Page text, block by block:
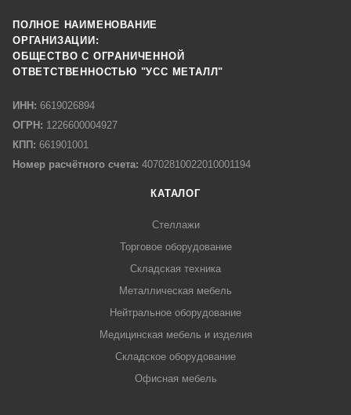
ПОЛНОЕ НАИМЕНОВАНИЕ
ОРГАНИЗАЦИИ:
ОБЩЕСТВО С ОГРАНИЧЕННОЙ
ОТВЕТСТВЕННОСТЬЮ "УСС МЕТАЛЛ"
ИНН: 6619026894
ОГРН: 1226600004927
КПП: 661901001
Номер расчётного счета: 40702810022010001194
КАТАЛОГ
Стеллажи
Торговое оборудование
Складская техника
Металлическая мебель
Нейтральное оборудование
Медицинская мебель и изделия
Складское оборудование
Офисная мебель